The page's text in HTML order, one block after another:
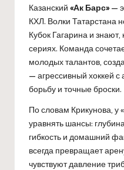
Казанский «Ак Барс»—
КХЛ. Волки Татарстана
Кубок Гагарина и
сериях. Команда
молодых талантов,
— агрессивный хоккей
борьбу и точные броски.
По словам Крикунова, у
уравнять шансы:
гибкость и домашний
всегда превращает
чувствуют давление